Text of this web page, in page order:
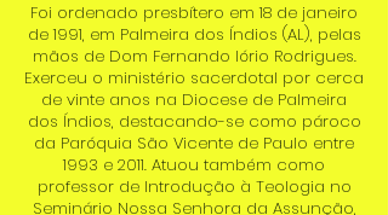
Foi ordenado presbítero em 18 de janeiro
de 1991, em Palmeira dos Índios (AL), pelas
mãos de Dom Fernando Iório Rodrigues.
Exerceu o ministério sacerdotal por cerca
de vinte anos na Diocese de Palmeira
dos Índios, destacando-se como pároco
da Paróquia São Vicente de Paulo entre
1993 e 2011. Atuou também como
professor de Introdução à Teologia no
Seminário Nossa Senhora da Assunção,